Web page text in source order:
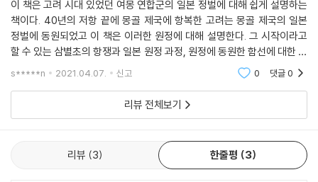
이 책은 고려 시대 있었던 여몽 연합군의 일본 정벌에 대해 쉽게 설명하는
책이다. 40년의 저항 끝에 몽골 제국에 항복한 고려는 몽골 제국의 일본
정벌에 동원되었고 이 책은 이러한 원정에 대해 설명한다. 그 시작이라고
할 수 있는 삼별초의 항쟁과 일본 원정 과정, 원정에 동원한 함선에 대한 정
보, 태풍에 의한 큰 피해를 입은 여몽 연합군과 전쟁 이후의 상황 등에 대
s*****n 2021.04.07. 신고 0 댓글0
리뷰 전체보기
리뷰 3 한줄평 3